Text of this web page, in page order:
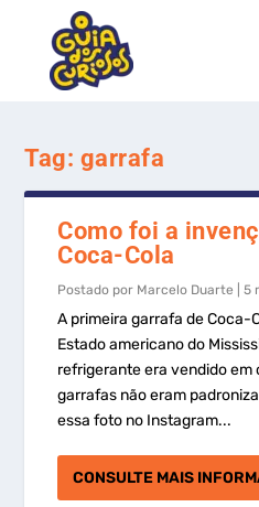
Tag: garrafa
Como foi a
Coca-Cola
Postado por Marcelo Duarte |5
A primeira garrafa de Coca-
Estado americano do
refrigerante era vendido em
garrafas não eram
essa foto no Instagram...
CONSULTE MAIS